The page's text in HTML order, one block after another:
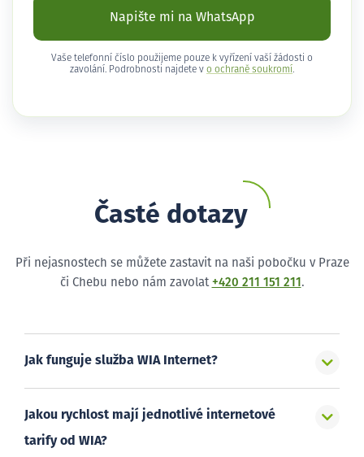
Napište mi na WhatsApp
Vaše telefonní číslo použijeme pouze k vyřízení vaší žádosti o
zavolání. Podrobnosti najdete v o ochraně soukromí .
Časté dotazy
Při nejasnostech se můžete zastavit na naši pobočku v Praze
či Chebu nebo nám zavolat +420 211 151 211 .
Jak funguje služba WIA Internet?
Jakou rychlost mají jednotlivé internetové
tarify od WIA?